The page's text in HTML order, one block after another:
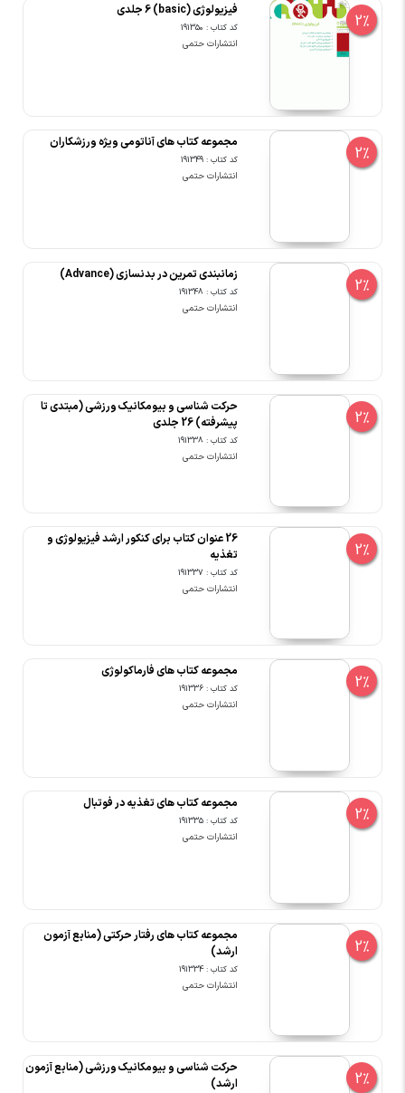
2%
فیزیولوژی (basic) 6 جلدی
کد کتاب : 191350
انتشارات حتمی
2%
مجموعه کتاب های آناتومی ویژه ورزشکاران
کد کتاب : 191349
انتشارات حتمی
2%
زمانبندی تمرین در بدنسازی (Advance)
کد کتاب : 191348
انتشارات حتمی
2%
حرکت شناسی و بیومکانیک ورزشی (مبتدی تا
پیشرفته) 26 جلدی
کد کتاب : 191338
انتشارات حتمی
2%
26 عنوان کتاب برای کنکور ارشد فیزیولوژی و
تغذیه
کد کتاب : 191337
انتشارات حتمی
2%
مجموعه کتاب های فارماکولوژی
کد کتاب : 191336
انتشارات حتمی
2%
مجموعه کتاب های تغذیه در فوتبال
کد کتاب : 191335
انتشارات حتمی
2%
مجموعه کتاب های رفتار حرکتی (منابع آزمون
ارشد)
کد کتاب : 191334
انتشارات حتمی
2%
حرکت شناسی و بیومکانیک ورزشی (منابع آزمون
ارشد)